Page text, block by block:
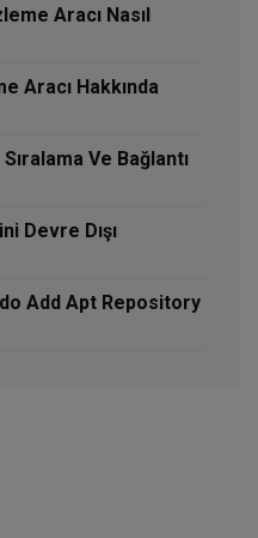
Aracı Nasıl
Aracı Hakkında
Ve Bağlantı
Devre Dışı
Add Apt Repository